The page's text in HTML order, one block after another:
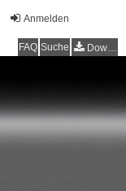
Anmelden
FAQ Suche Downloads